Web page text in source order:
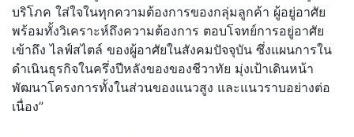
บริโภค ใส่ใจในทุกความต้องการของกลุ่มลูกค้า ผู้อยู่อาศัย
พร้อมทั้งวิเคราะห์ถึงความต้องการ ตอบโจทย์การอยู่อาศัย
เข้าถึง ไลฟ์สไตล์ ของผู้อาศัยในสังคมปัจจุบัน ซึ่งแผนการใน
ดำเนินธุรกิจในครึ่งปีหลังของของชีวาทัย มุ่งเป้าเดินหน้า
พัฒนาโครงการทั้งในส่วนของแนวสูง และแนวราบอย่างต่อ
เนื่อง”